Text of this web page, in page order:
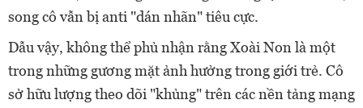
song cô vẫn bị anti "dán nhãn" tiêu cực.
Dẫu vậy, không thể phủ nhận rằng Xoài Non là một
trong những gương mặt ảnh hưởng trong giới trẻ. Cô
sở hữu lượng theo dõi "khủng" trên các nền tảng mạng